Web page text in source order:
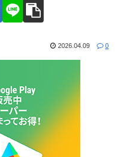
2026.04.09 0